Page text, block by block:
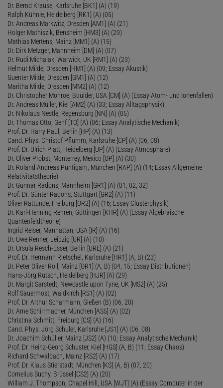
Dr. Bernd Krause, Karlsruhe [BK1] (A) (19)
Ralph Kühnle, Heidelberg [RK1] (A) (05)
Dr. Andreas Markwitz, Dresden [AM1] (A) (21)
Holger Mathiszik, Bensheim [HM3] (A) (29)
Mathias Mertens, Mainz [MM1] (A) (15)
Dr. Dirk Metzger, Mannheim [DM] (A) (07)
Dr. Rudi Michalak, Warwick, UK [RM1] (A) (23)
Helmut Milde, Dresden [HM1] (A) (09; Essay Akustik)
Guenter Milde, Dresden [GM1] (A) (12)
Maritha Milde, Dresden [MM2] (A) (12)
Dr. Christopher Monroe, Boulder, USA [CM] (A) (Essay Atom- und Ionenfallen)
Dr. Andreas Müller, Kiel [AM2] (A) (33; Essay Alltagsphysik)
Dr. Nikolaus Nestle, Regensburg [NN] (A) (05)
Dr. Thomas Otto, Genf [TO] (A) (06; Essay Analytische Mechanik)
Prof. Dr. Harry Paul, Berlin [HP] (A) (13)
Cand. Phys. Christof Pflumm, Karlsruhe [CP] (A) (06, 08)
Prof. Dr. Ulrich Platt, Heidelberg [UP] (A) (Essay Atmosphäre)
Dr. Oliver Probst, Monterrey, Mexico [OP] (A) (30)
Dr. Roland Andreas Puntigam, München [RAP] (A) (14; Essay Allgemeine
Relativitätstheorie)
Dr. Gunnar Radons, Mannheim [GR1] (A) (01, 02, 32)
Prof. Dr. Günter Radons, Stuttgart [GR2] (A) (11)
Oliver Rattunde, Freiburg [OR2] (A) (16; Essay Clusterphysik)
Dr. Karl-Henning Rehren, Göttingen [KHR] (A) (Essay Algebraische
Quantenfeldtheorie)
Ingrid Reiser, Manhattan, USA [IR] (A) (16)
Dr. Uwe Renner, Leipzig [UR] (A) (10)
Dr. Ursula Resch-Esser, Berlin [URE] (A) (21)
Prof. Dr. Hermann Rietschel, Karlsruhe [HR1] (A, B) (23)
Dr. Peter Oliver Roll, Mainz [OR1] (A, B) (04, 15; Essay Distributionen)
Hans-Jörg Rutsch, Heidelberg [HJR] (A) (29)
Dr. Margit Sarstedt, Newcastle upon Tyne, UK [MS2] (A) (25)
Rolf Sauermost, Waldkirch [RS1] (A) (02)
Prof. Dr. Arthur Scharmann, Gießen (B) (06, 20)
Dr. Arne Schirrmacher, München [AS5] (A) (02)
Christina Schmitt, Freiburg [CS] (A) (16)
Cand. Phys. Jörg Schuler, Karlsruhe [JS1] (A) (06, 08)
Dr. Joachim Schüller, Mainz [JS2] (A) (10; Essay Analytische Mechanik)
Prof. Dr. Heinz-Georg Schuster, Kiel [HGS] (A, B) (11; Essay Chaos)
Richard Schwalbach, Mainz [RS2] (A) (17)
Prof. Dr. Klaus Stierstadt, München [KS] (A, B) (07, 20)
Cornelius Suchy, Brüssel [CS2] (A) (20)
William J. Thompson, Chapel Hill, USA [WJT] (A) (Essay Computer in der